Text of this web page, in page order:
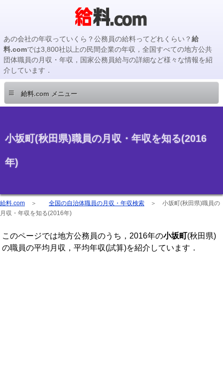
あの会社の年収っていくら？公務員の給料ってどれくらい？給
料.comでは3,800社以上の民間企業の年収，全国すべての地方公共
団体職員の月収・年収，国家公務員給与の詳細など様々な情報を紹
介しています．
≡ 給料.com メニュー
小坂町(秋田県)職員の月収・年収を知る(2016
年)
給料.com ＞ 全国の自治体職員の月収・年収検索 ＞ 小坂町(秋田県)職員の
月収・年収を知る(2016年)
このページでは地方公務員のうち，2016年の小坂町(秋田県)
の職員の平均月収，平均年収(試算)を紹介しています．